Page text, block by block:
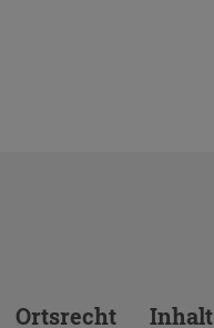
Orts­recht In­halt